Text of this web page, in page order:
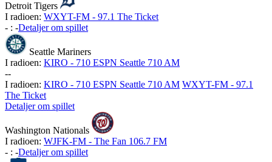
Detroit Tigers
I radioen: WXYT-FM - 97.1 The Ticket
- : -Detaljer om spillet
Seattle Mariners
I radioen: KIRO - 710 ESPN Seattle 710 AM
--
I radioen: KIRO - 710 ESPN Seattle 710 AM WXYT-FM - 97.1
The Ticket
Detaljer om spillet
Washington Nationals
I radioen: WJFK-FM - The Fan 106.7 FM
- : -Detaljer om spillet